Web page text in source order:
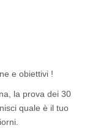
e obiettivi !
la prova dei 30
quale è il tuo